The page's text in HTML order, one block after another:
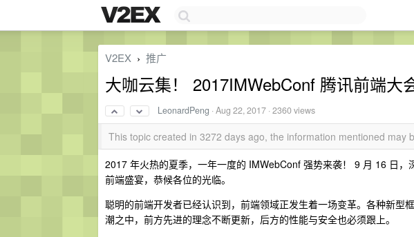
V2EX › 推广
大咖云集！ 2017IMWebConf 腾讯前端大
LeonardPeng ·Aug 22, 2017 · 2360 views
This topic created in 3272 days ago, the information mentioned may
2017 年火热的夏季，一年一度的 IMWebConf 强势来袭！ 9 月 16 日
前端盛宴，恭候各位的光临。
聪明的前端开发者已经认识到，前端领域正发生着一场变革。各种新型
潮之中，前方先进的理念不断更新，后方的性能与安全也必须跟上。